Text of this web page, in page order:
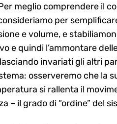
meglio comprendere il
per
e volume, e
e quindi l’ammontare
invariati gli altri
osserveremo che la
si rallenta il
– il grado di “ordine” del